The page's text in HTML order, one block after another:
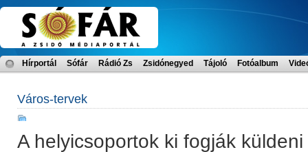
Hírportál Sófár Rádió Zs Zsidónegyed Tájoló Fotóalbum
Város-tervek
A helyicsoportok ki fogják